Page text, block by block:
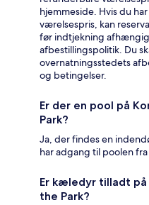
hjemmeside. Hvis du
værelsespris, kan
før indtjekning
afbestillingspolitik. Du
overnatningsstedets
og betingelser.
Er der en pool på
Park?
Ja, der findes en
har adgang til poolen fra
Er kæledyr tilladt på
the Park?